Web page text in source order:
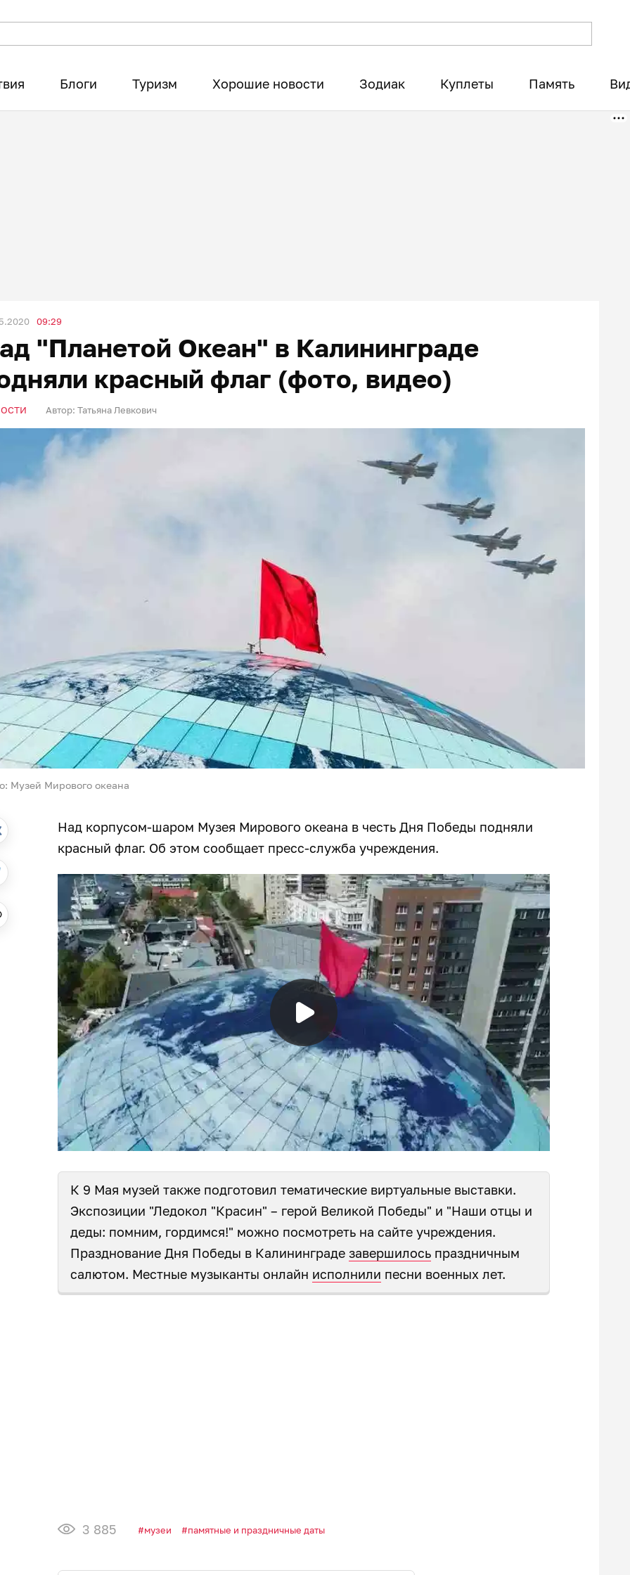
Блоги Туризм Хорошие новости Зодиак Куплеты Память
09:29
"Планетой Океан" в Калининграде
красный флаг (фото, видео)
Автор: Татьяна Левкович
Музей Мирового океана
Над корпусом-шаром Музея Мирового океана в честь Дня Победы подняли
красный флаг. Об этом сообщает пресс-служба учреждения.
К 9 Мая музей также подготовил тематические виртуальные выставки.
Экспозиции "Ледокол "Красин" – герой Великой Победы" и "Наши отцы и
деды: помним, гордимся!" можно посмотреть на сайте учреждения.
Празднование Дня Победы в Калининграде завершилось праздничным
салютом. Местные музыканты онлайн исполнили песни военных лет.
3 885 музеи памятные и праздничные даты